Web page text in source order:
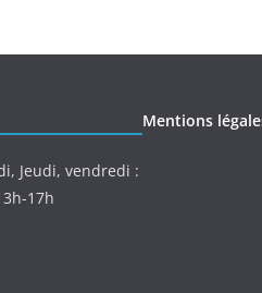
Jeudi, vendredi :
17h
Mentions